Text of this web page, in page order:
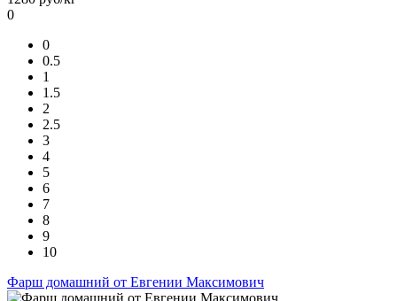
0
0
0.5
1
1.5
2
2.5
3
4
5
6
7
8
9
10
Фарш домашний от Евгении Максимович